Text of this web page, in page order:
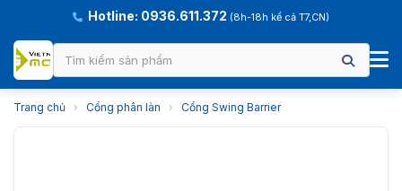
Hotline: 0936.611.372 (8h-18h kể cả T7,CN)
Trang chủ › Cổng phân làn › Cổng Swing Barrier